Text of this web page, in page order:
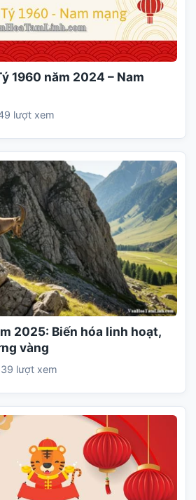
1960 năm 2024 – Nam
lượt xem
2025: Biến hóa linh hoạt,
vàng
lượt xem